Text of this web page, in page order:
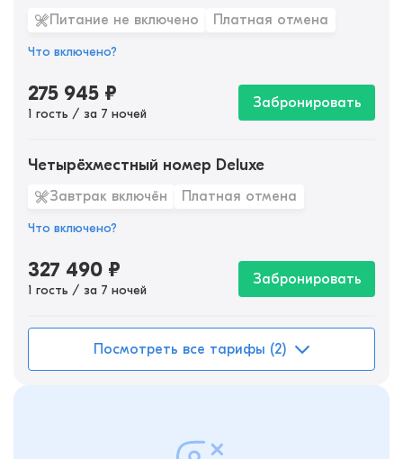
Питание не включено Платная отмена
Что включено?
275 945 ₽
1 гость / за 7 ночей
Забронировать
Четырёхместный номер Deluxe
Завтрак включён Платная отмена
Что включено?
327 490 ₽
1 гость / за 7 ночей
Забронировать
Посмотреть все тарифы (2)